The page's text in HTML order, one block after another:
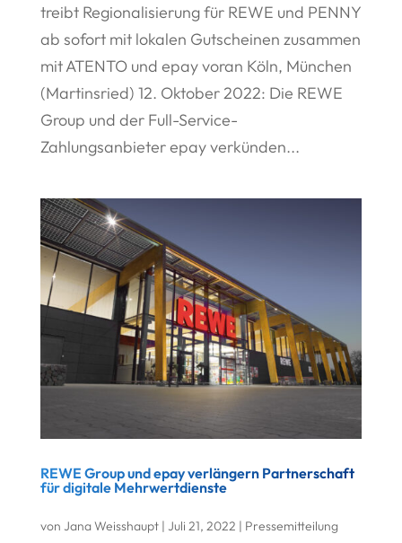
treibt Regionalisierung für REWE und PENNY
ab sofort mit lokalen Gutscheinen zusammen
mit ATENTO und epay voran Köln, München
(Martinsried) 12. Oktober 2022: Die REWE
Group und der Full-Service-
Zahlungsanbieter epay verkünden...
REWE Group und epay verlängern Partnerschaft
für digitale Mehrwertdienste
von Jana Weisshaupt| Juli 21, 2022 | Pressemitteilung